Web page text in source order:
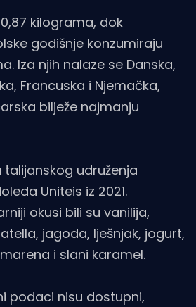
kilograma, dok
godišnje konzumiraju
Iza njih nalaze se Danska,
Francuska i Njemačka,
bilježe najmanju
udruženja
Uniteis iz 2021.
okusi bili su vanilija,
jagoda, lješnjak, jogurt,
i slani karamel.
podaci nisu dostupni,